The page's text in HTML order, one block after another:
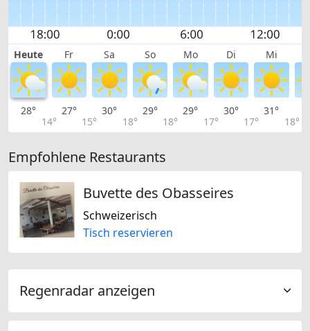
Heute Fr Sa So Mo Di Mi
28°
14°
27°
15°
30°
18°
29°
18°
29°
17°
30°
17°
31°
18°
Empfohlene Restaurants
Buvette des Obasseires
Schweizerisch
Tisch reservieren
Regenradar anzeigen